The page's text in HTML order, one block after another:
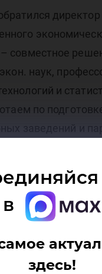
в
здесь!
наук,
и
по
заведений и
на непростом
Москвы,
Санников